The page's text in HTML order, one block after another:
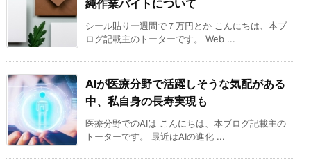
純作業バイトについて
シール貼り一週間で７万円とか こんにちは、本ブ
ログ記載主のトーターです。 Web ...
AIが医療分野で活躍しそうな気配がある
中、私自身の長寿実現も
医療分野でのAIは こんにちは、本ブログ記載主の
トーターです。 最近はAIの進化 ...